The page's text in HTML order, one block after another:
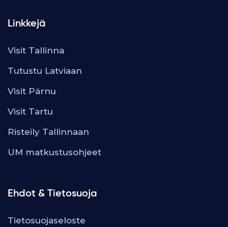
Linkkejä
Visit Tallinna
Tutustu Latviaan
Visit Pärnu
Visit Tartu
Risteily Tallinnaan
UM matkustusohjeet
Ehdot & Tietosuoja
Tietosuojaseloste